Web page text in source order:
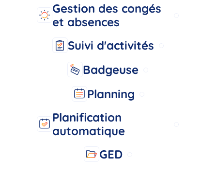
Gestion des congés
et absences
Suivi d'activités
Badgeuse
Planning
Planification
automatique
GED